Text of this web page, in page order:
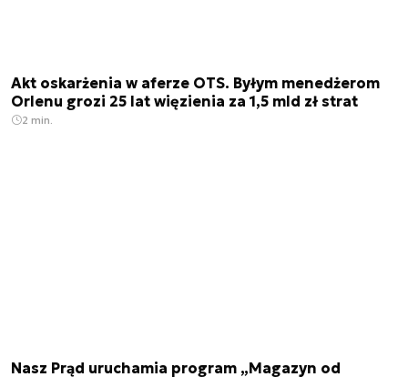
Akt oskarżenia w aferze OTS. Byłym menedżerom
Orlenu grozi 25 lat więzienia za 1,5 mld zł strat
2 min.
Nasz Prąd uruchamia program „Magazyn od